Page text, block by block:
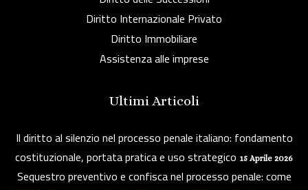
Diritto Internazionale Privato
Diritto Immobiliare
Assistenza alle imprese
Ultimi Articoli
Il diritto al silenzio nel processo penale italiano: fondamento
costituzionale, portata pratica e uso strategico 15 Aprile 2026
Sequestro preventivo e confisca nel processo penale: come